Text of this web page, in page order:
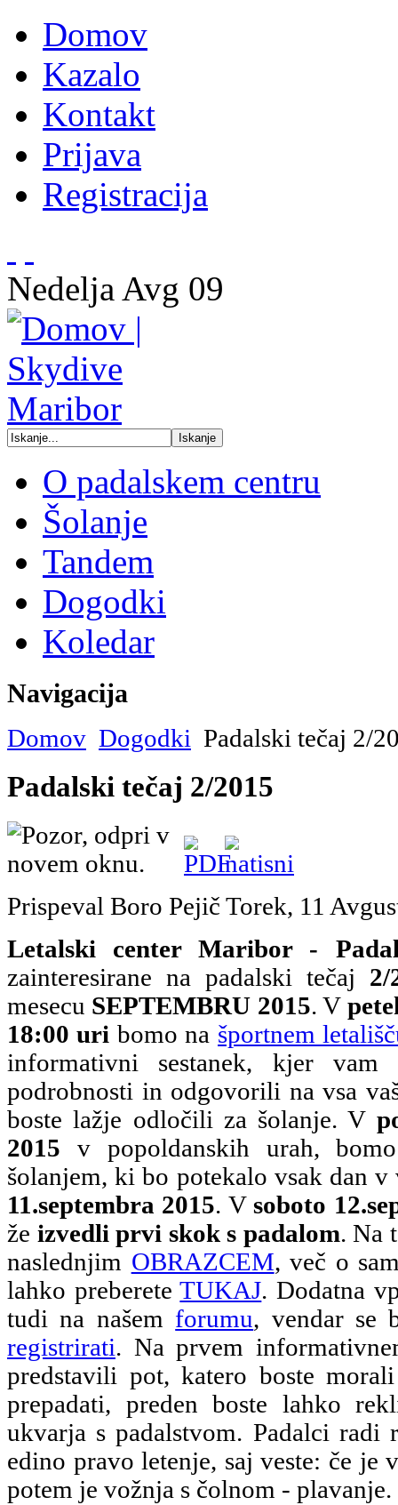
Domov
Kazalo
Kontakt
Prijava
Registracija
Nedelja Avg 09
O padalskem centru
Šolanje
Tandem
Dogodki
Koledar
Navigacija
Domov Dogodki Padalski tečaj 2/
Padalski tečaj 2/2015
Prispeval Boro Pejič Torek, 11
Letalski center Maribor -
zainteresirane na padalski tečaj 2/
mesecu SEPTEMBRU 2015. V
18:00 uri bomo na športnem
informativni sestanek, kjer vam
podrobnosti in odgovorili na vsa
boste lažje odločili za šolanje. V
2015 v popoldanskih urah,
šolanjem, ki bo potekalo vsak dan
11.septembra 2015. Vsoboto
že izvedli prvi skok s padalom. Na
naslednjim OBRAZCEM, več o
lahko prebereteTUKAJ. Dodatna
tudi na našem forumu, vendar se
registrirati. Na prvem
predstavili pot, katero boste
prepadati, preden boste lahko
ukvarja s padalstvom. Padalci radi
edino pravo letenje, saj veste: če je
potem je vožnja s čolnom - plavanje.